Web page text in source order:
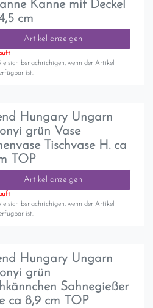
Kanne mit Deckel
cm
Artikel anzeigen
sich benachrichigen, wenn der Artikel
ist.
Hungary Ungarn
grün Vase
Tischvase H. ca
TOP
Artikel anzeigen
sich benachrichigen, wenn der Artikel
ist.
Hungary Ungarn
grün
Sahnegießer
ca 8,9 cm TOP